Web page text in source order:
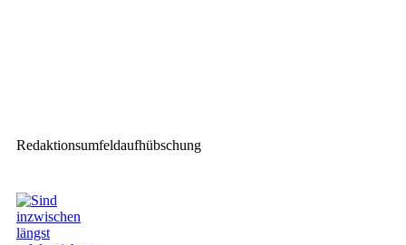
Redaktionsumfeldaufhübschung